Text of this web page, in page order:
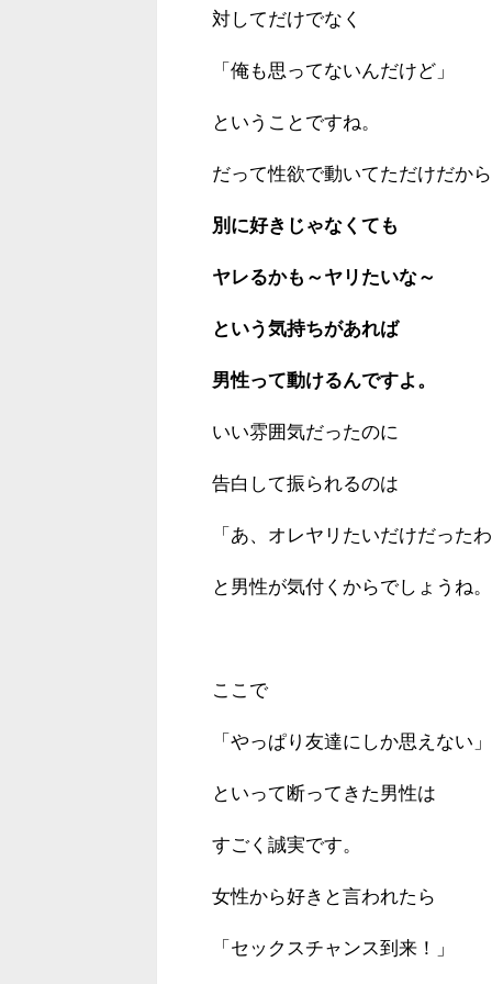
対してだけでなく
「俺も思ってないんだけど」
ということですね。
だって性欲で動いてただけだか
別に好きじゃなくても
ヤレるかも～ヤリたいな～
という気持ちがあれば
男性って動けるんですよ。
いい雰囲気だったのに
告白して振られるのは
「あ、オレヤリたいだけだった
と男性が気付くからでしょうね。
ここで
「やっぱり友達にしか思えない」
といって断ってきた男性は
すごく誠実です。
女性から好きと言われたら
「セックスチャンス到来！」